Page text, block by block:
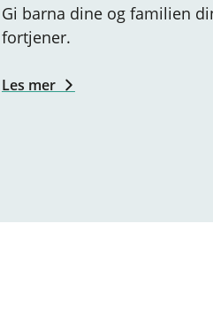
Gi barna dine og familien
fortjener.
Les mer